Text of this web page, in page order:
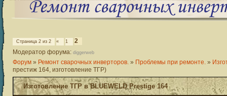
Страница 2 из 2 « 1
2
Модератор форума: diggerweb
Форум » Ремонт сварочных инверторов. » Проблемы при ремонте. »
престиж 164, изготовление ТГР)
Изготовление ТГР в BLUEWELD Prestige 164